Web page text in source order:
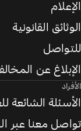
الإعلام
الوثائق القانونية
للتواصل
الإبلاغ عن
الأفراد
الأسئلة الشائعة
تواصل معنا عبر